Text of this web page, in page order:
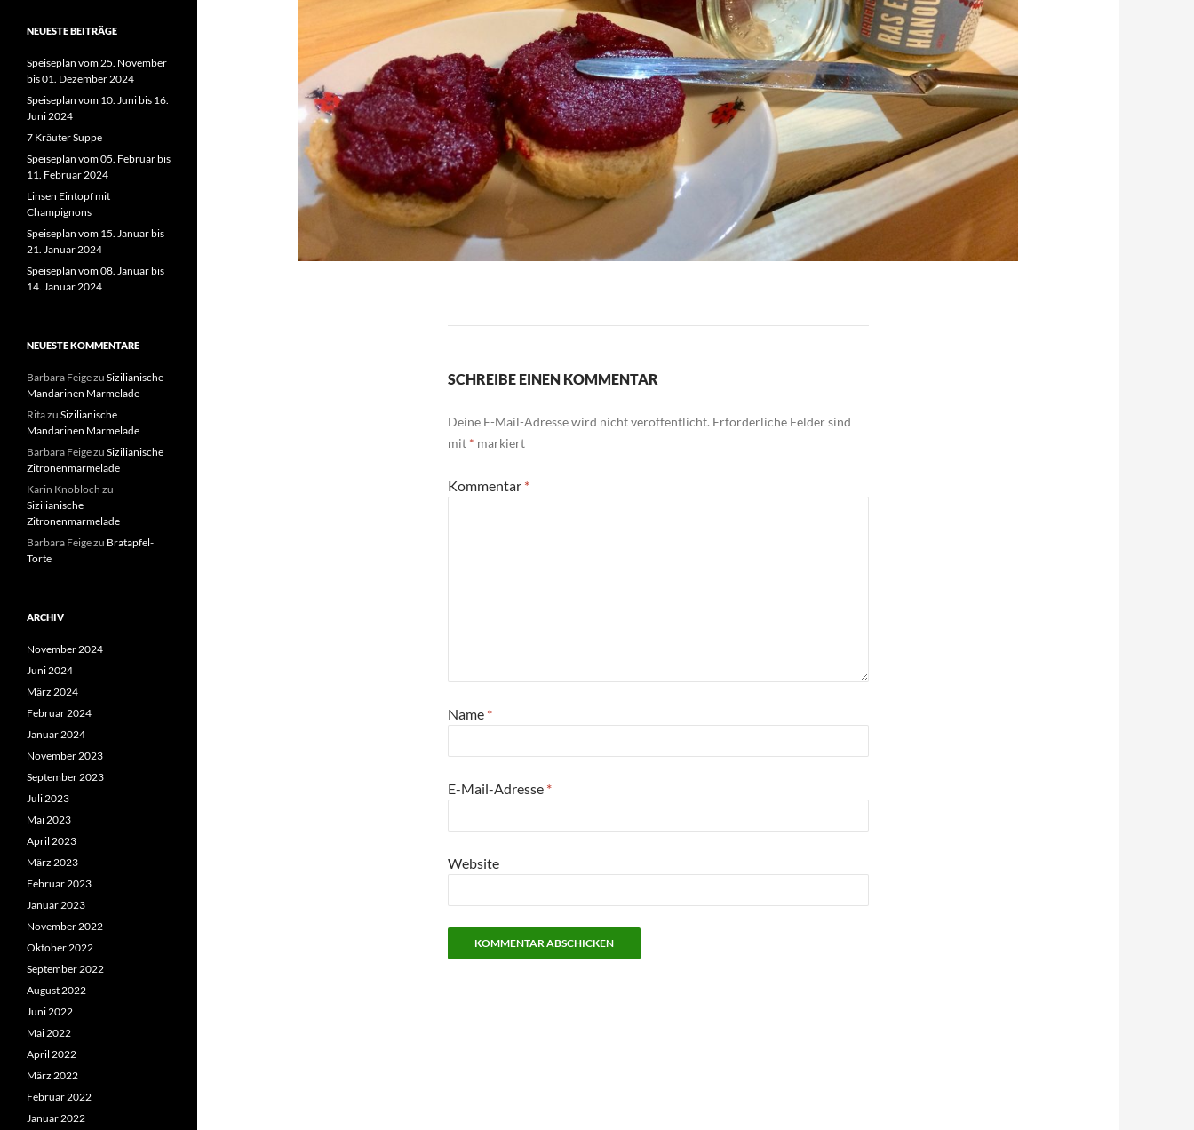
SCHREIBE EINEN KOMMENTAR
Deine E-Mail-Adresse wird nicht veröffentlicht. Erforderliche Felder sind
mit * markiert
Kommentar *
Name *
E-Mail-Adresse *
Website
NEUESTE BEITRÄGE
Speiseplan vom 25. November
bis 01. Dezember 2024
Speiseplan vom 10. Juni bis 16.
Juni 2024
7 Kräuter Suppe
Speiseplan vom 05. Februar bis
11. Februar 2024
Linsen Eintopf mit
Champignons
Speiseplan vom 15. Januar bis
21. Januar 2024
Speiseplan vom 08. Januar bis
14. Januar 2024
NEUESTE KOMMENTARE
Barbara Feigezu Sizilianische
Mandarinen Marmelade
Ritazu Sizilianische
Mandarinen Marmelade
Barbara Feigezu Sizilianische
Zitronenmarmelade
Karin Knobloch zu
Sizilianische
Zitronenmarmelade
Barbara Feigezu Bratapfel-
Torte
ARCHIV
November 2024
Juni 2024
März 2024
Februar 2024
Januar 2024
November 2023
September 2023
Juli 2023
Mai 2023
April 2023
März 2023
Februar 2023
Januar 2023
November 2022
Oktober 2022
September 2022
August 2022
Juni 2022
Mai 2022
April 2022
März 2022
Februar 2022
Januar 2022